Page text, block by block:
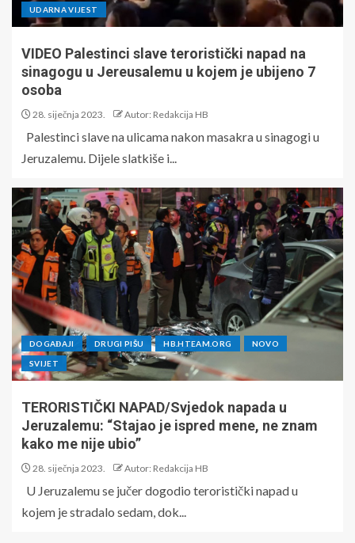
UDARNA VIJEST
VIDEO Palestinci slave teroristički napad na
sinagogu u Jereusalemu u kojem je ubijeno 7
osoba
28. siječnja 2023. Autor: Redakcija HB
Palestinci slave na ulicama nakon masakra u sinagogi u
Jeruzalemu. Dijele slatkiše i...
DOGAĐAJI DRUGI PIŠU HB.HTEAM.ORG NOVO
SVIJET
TERORISTIČKI NAPAD/Svjedok napada u
Jeruzalemu: “Stajao je ispred mene, ne znam
kako me nije ubio”
28. siječnja 2023. Autor: Redakcija HB
U Jeruzalemu se jučer dogodio teroristički napad u
kojem je stradalo sedam, dok...